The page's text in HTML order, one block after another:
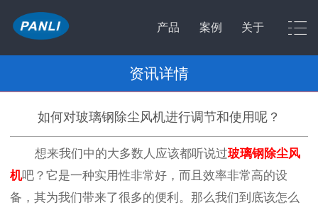
产品 案例 关于
资讯详情
如何对玻璃钢除尘风机进行调节和使用呢？
想来我们中的大多数人应该都听说过玻璃钢除尘风
机吧？它是一种实用性非常好，而且效率非常高的设
备，其为我们带来了很多的便利。那么我们到底该怎么